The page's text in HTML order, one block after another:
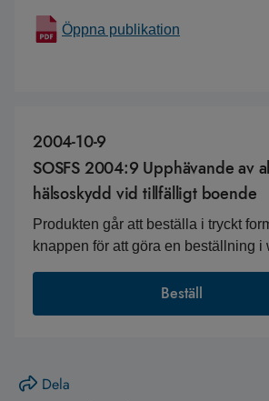
Öppna publikation
2004-10-9
SOSFS 2004:9 Upphävande av
hälsoskydd vid tillfälligt boende
Produkten går att beställa i tryckt
knappen för att göra en beställning i
Beställ
Dela